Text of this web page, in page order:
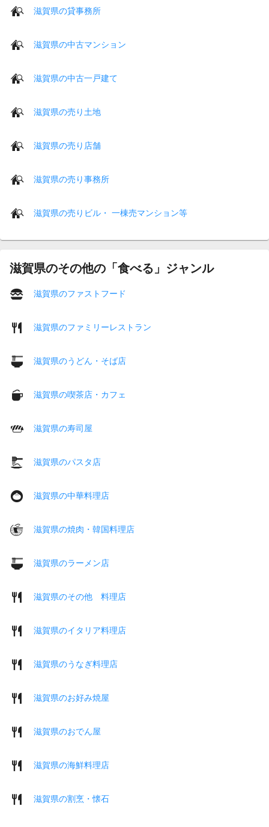
滋賀県の貸事務所
滋賀県の中古マンション
滋賀県の中古一戸建て
滋賀県の売り土地
滋賀県の売り店舗
滋賀県の売り事務所
滋賀県の売りビル・ 一棟売マンション等
滋賀県のその他の「食べる」ジャンル
滋賀県のファストフード
滋賀県のファミリーレストラン
滋賀県のうどん・そば店
滋賀県の喫茶店・カフェ
滋賀県の寿司屋
滋賀県のパスタ店
滋賀県の中華料理店
滋賀県の焼肉・韓国料理店
滋賀県のラーメン店
滋賀県のその他 料理店
滋賀県のイタリア料理店
滋賀県のうなぎ料理店
滋賀県のお好み焼屋
滋賀県のおでん屋
滋賀県の海鮮料理店
滋賀県の割烹・懐石